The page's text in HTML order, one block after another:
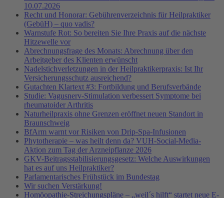
10.07.2026
Recht und Honorar: Gebührenverzeichnis für Heilpraktiker
(GebüH) – quo vadis?
Warnstufe Rot: So bereiten Sie Ihre Praxis auf die nächste
Hitzewelle vor
Abrechnungsfrage des Monats: Abrechnung über den
Arbeitgeber des Klienten erwünscht
Nadelstichverletzungen in der Heilpraktikerpraxis: Ist Ihr
Versicherungsschutz ausreichend?
Gutachten Klartext #3: Fortbildung und Berufsverbände
Studie: Vagusnerv-Stimulation verbessert Symptome bei
rheumatoider Arthritis
Naturheilpraxis ohne Grenzen eröffnet neuen Standort in
Braunschweig
BfArm warnt vor Risiken von Drip-Spa-Infusionen
Phytotherapie – was heilt denn da? VUH-Social-Media-
Aktion zum Tag der Arzneipflanze 2026
GKV-Beitragsstabilisierungsgesetz: Welche Auswirkungen
hat es auf uns Heilpraktiker?
Parlamentarisches Frühstück im Bundestag
Wir suchen Verstärkung!
Homöopathie-Streichungspläne – „weil´s hilft“ startet neue E-